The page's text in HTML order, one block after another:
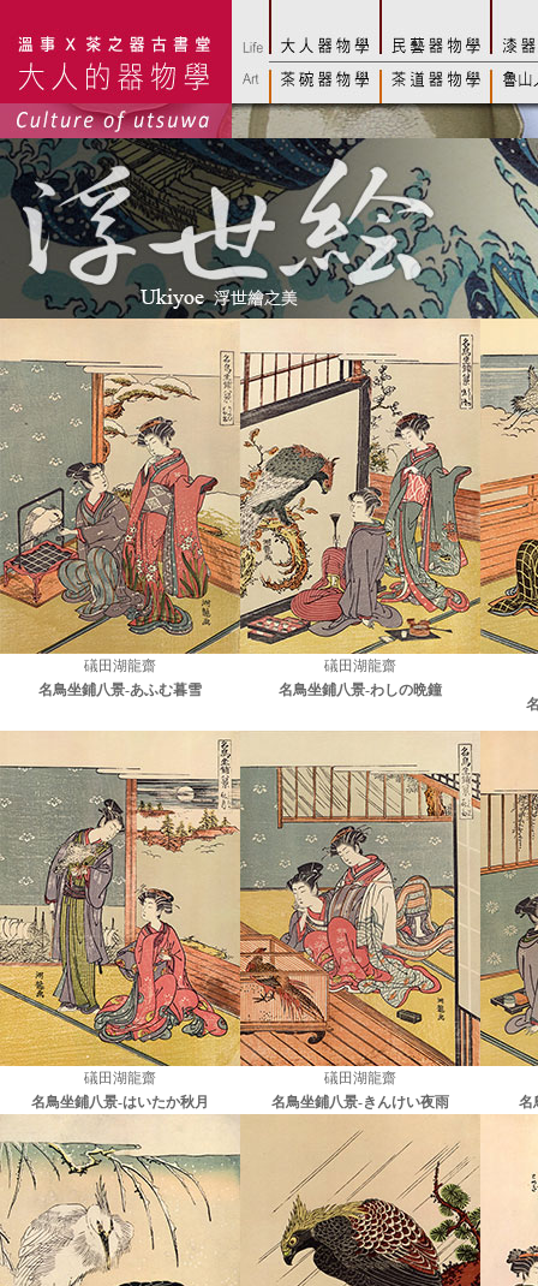
礒田湖龍齋
名鳥坐鋪八景-あふむ暮雪
礒田湖龍齋
名鳥坐鋪八景-わしの晩鐘
礒田湖龍齋
名鳥坐鋪八景-はいたか秋月
礒田湖龍齋
名鳥坐鋪八景-きんけい夜雨
名